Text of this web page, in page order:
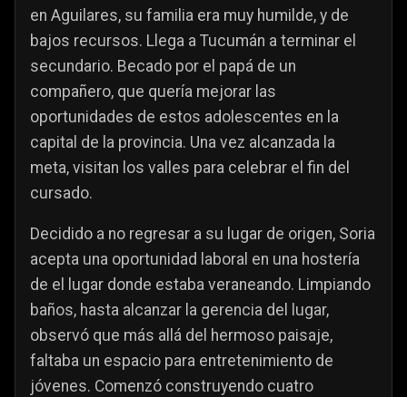
en Aguilares, su familia era muy humilde, y de
bajos recursos. Llega a Tucumán a terminar el
secundario. Becado por el papá de un
compañero, que quería mejorar las
oportunidades de estos adolescentes en la
capital de la provincia. Una vez alcanzada la
meta, visitan los valles para celebrar el fin del
cursado.
Decidido a no regresar a su lugar de origen, Soria
acepta una oportunidad laboral en una hostería
de el lugar donde estaba veraneando. Limpiando
baños, hasta alcanzar la gerencia del lugar,
observó que más allá del hermoso paisaje,
faltaba un espacio para entretenimiento de
jóvenes. Comenzó construyendo cuatro